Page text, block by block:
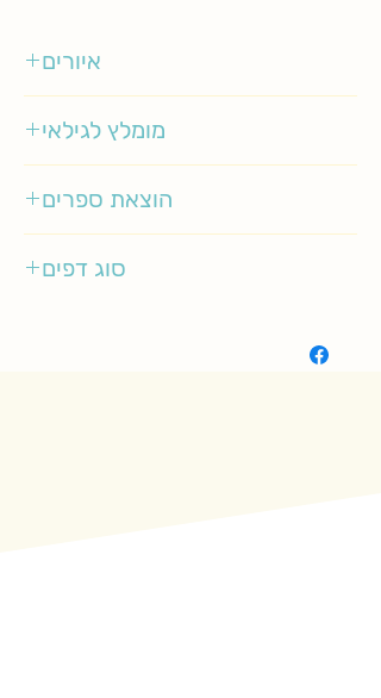
איורים
מומלץ לגילאי
הוצאת ספרים
סוג דפים